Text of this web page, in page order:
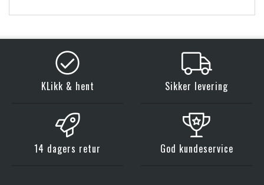
KLikk & hent Sikker levering
14 dagers retur God kundeservice